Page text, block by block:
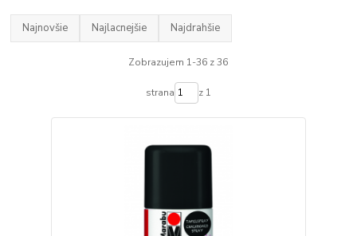
Najnovšie Najlacnejšie Najdrahšie
Zobrazujem 1-36 z 36
strana z 1